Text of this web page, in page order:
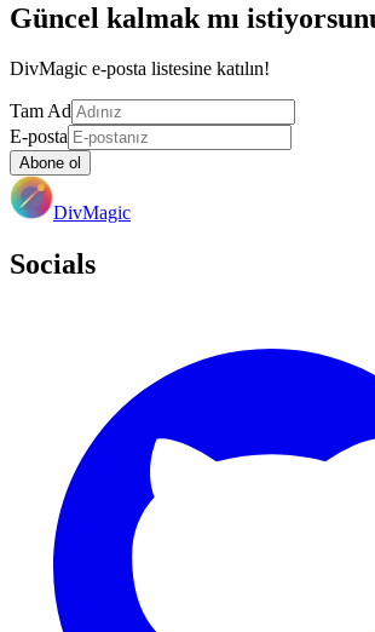
Güncel kalmak mı
DivMagic e-posta listesine katılın!
Tam Ad
E-posta
Abone ol
DivMagic
Socials